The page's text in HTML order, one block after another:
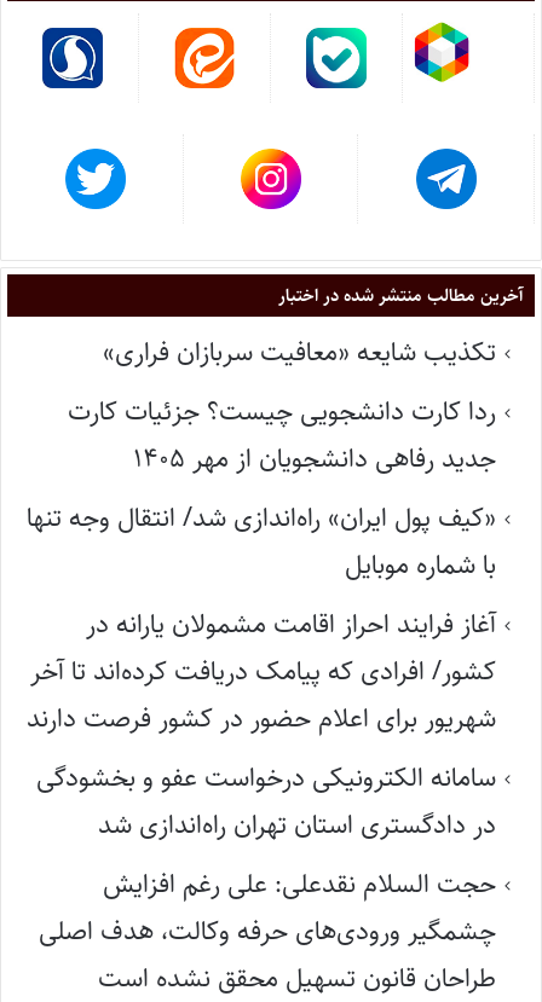
آخرین مطالب منتشر شده در اختبار
تکذیب شایعه «معافیت سربازان فراری»
ردا کارت دانشجویی چیست؟ جزئیات کارت
جدید رفاهی دانشجویان از مهر ۱۴۰۵
«کیف پول ایران» راه‌اندازی شد/ انتقال وجه تنها
با شماره موبایل
آغاز فرایند احراز اقامت مشمولان یارانه در
کشور/ افرادی که پیامک دریافت کرده‌اند تا آخر
شهریور برای اعلام حضور در کشور فرصت دارند
سامانه الکترونیکی درخواست عفو و بخشودگی
در دادگستری استان تهران راه‌اندازی شد
حجت السلام نقدعلی: علی رغم افزایش
چشمگیر ورودی‌های حرفه وکالت، هدف اصلی
طراحان قانون تسهیل محقق نشده است